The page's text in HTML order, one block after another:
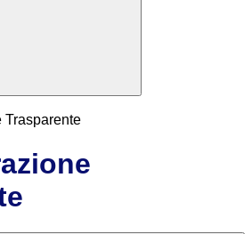
Trasparente